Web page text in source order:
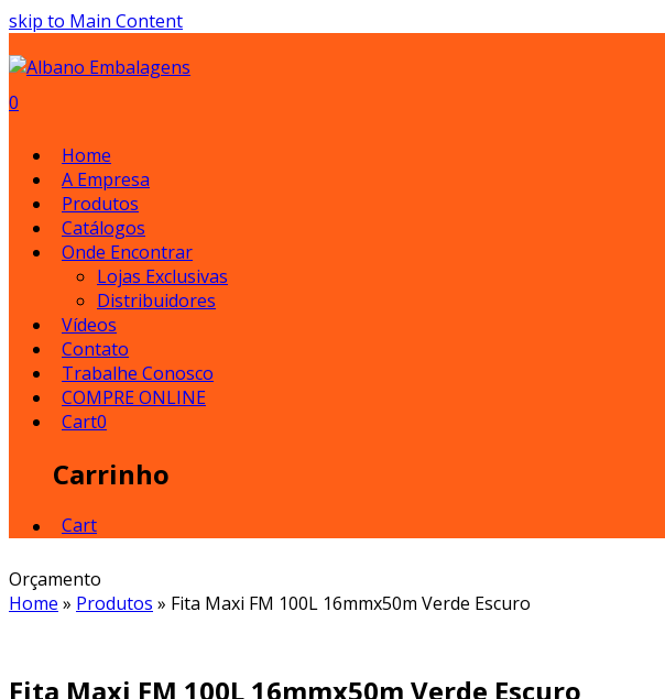
skip to Main Content
Cart
0
MenuHome
A Empresa
Produtos
Catálogos
Onde Encontrar
Lojas Exclusivas
Distribuidores
Vídeos
Contato
Trabalhe Conosco
COMPRE ONLINE
Cart0
Carrinho
Cart
Orçamento
Home » Produtos » Fita Maxi FM 100L 16mmx50m Verde Escuro
Fita Maxi FM 100L 16mmx50m Verde Escuro